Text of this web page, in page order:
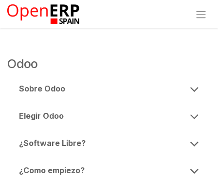
Ir al contenido
Odoo
Sobre Odoo
Elegir Odoo
¿Software Libre?
¿Como empiezo?